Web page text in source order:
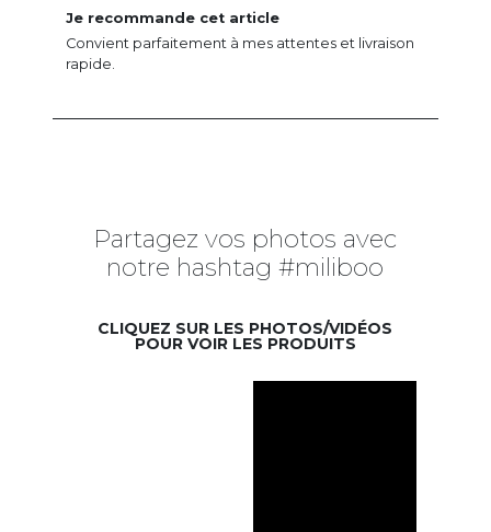
Je recommande cet article
Convient parfaitement à mes attentes et livraison
rapide.
Partagez vos photos avec
notre hashtag #miliboo
CLIQUEZ SUR LES PHOTOS/VIDÉOS
POUR VOIR LES PRODUITS